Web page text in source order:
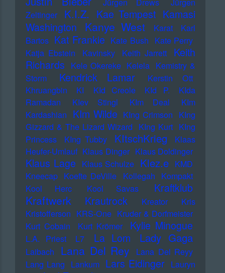
Zeltinger
K.I.Z. Kae Tempest Kamasi
Washington
Kanye West Karat
Karl
Bartos Kat Frankie Kate Bush Kate Perry
Katja Ebstein
Kavinsky Keith Jarrett
Keith
Richards Kele Okereke Kelela Kemistry &
Storm
Kendrick Lamar
Kerstin Ott
Khruangbin
KI KId Creole KId P.
KIda
Ramadan
KIev Stingl KIm Deal
KIm
Kardashian KIm Wilde KIng Crimson KIng
Gizzard & The Lizard Wizard KIng Kurt KIng
Princess
KIng Tubby KItschKrieg
Klaas
Heufer-Umlauf Klaus Dinger Klaus Doldinger
Klaus Lage Klaus Schulze Klez.e KMD
Kneecap Koefte DeVille Kollegah Kompakt
Kool Herc
Kool Savas Kraftklub
Kraftwerk Krautrock Kreator
Kris
Kristofferson KRS-One Kruder & Dorfmeister
Kurt Cobain
Kurt Krömer Kylie Minogue
L.A. Priest L7 La Lom Lady Gaga
Laibach Lana Del Rey
Lana Del Reyy
Lang Lang Lankum Lars Eidinger Lauryn